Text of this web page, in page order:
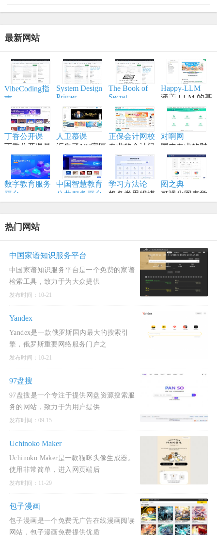
最新网站
VibeCoding指
南
一个通过与 AI
结对编程，将
想法变为现实
的终极工作站
System Design
Primer
帮助开发者学
习大型系统设
计原理、备战
技术面试，是
系统设计领域
的权威学习资
源。
The Book of
Secret
Knowledge
实用的列表、
手册、备忘
单、黑客技
巧、一行代
码、命令行/网
页工具资源。
Happy-LLM
涵盖 LLM 的基
本原理,训练流
程,模型构建等
内容,适合具备
一定编程和深
学习者。
丁香公开课
丁香公开课是
将传统线下授
课搬到网络平
台
人卫慕课
汇集了182家医
学高等院校的
顶尖资源
正保会计网校
专业的会计门
户网站，专注
财会职业培训
品牌,从事初级
会计职称考试
对啊网
国内专业的财
经财会会计类
职业教育分班
直播网校
数字教育服务
平台
以数字化推动
展为核心，服
师、学生及社
会公众。
中国智慧教育
公共服务平台
全称中国国家
学习方法论
将各类思维模
型、创新方法
图之典
可视化图表学
习网站
热门网站
中国家谱知识服务平台
中国家谱知识服务平台是一个免费的家谱
检索工具，致力于为大众提供
发布时间：10-21
Yandex
Yandex是一款俄罗斯国内最大的搜索引
擎，俄罗斯重要网络服务门户之
发布时间：10-21
97盘搜
97盘搜是一个专注于提供网盘资源搜索服
务的网站，致力于为用户提供
发布时间：09-15
Uchinoko Maker
Uchinoko Maker是一款猫咪头像生成器。
使用非常简单，进入网页端后
发布时间：11-29
包子漫画
包子漫画是一个免费无广告在线漫画阅读
网站，包子漫画免费提供优质